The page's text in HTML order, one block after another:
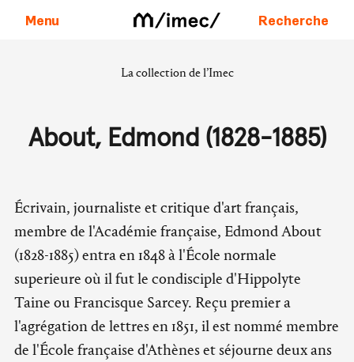
Menu Recherche
La collection de l’Imec
About, Edmond (1828-1885)
Écrivain, journaliste et critique d'art français,
membre de l'Académie française, Edmond About
(1828-1885) entra en 1848 à l'École normale
superieure où il fut le condisciple d'Hippolyte
Taine ou Francisque Sarcey. Reçu premier a
l'agrégation de lettres en 1851, il est nommé membre
de l'École française d'Athènes et séjourne deux ans